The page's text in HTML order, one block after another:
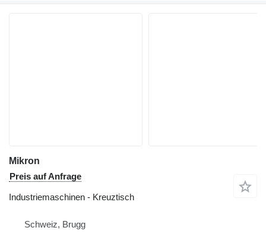
Mikron
Preis auf Anfrage
Industriemaschinen - Kreuztisch
Schweiz, Brugg